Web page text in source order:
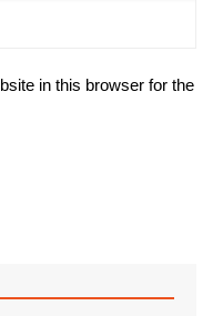
in this browser for the